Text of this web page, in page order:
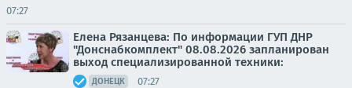
07:27
Елена Рязанцева: По информации ГУП ДНР
"Донснабкомплект" 08.08.2026 запланирован
выход специализированной техники:
ДОНЕЦК 07:27